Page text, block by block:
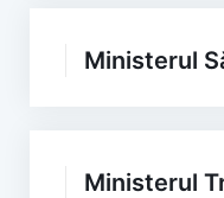
Ministerul
Ministerul